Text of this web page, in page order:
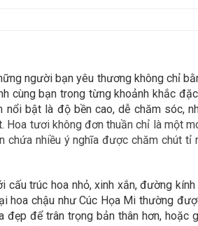
người bạn yêu thương không chỉ
cùng bạn trong từng khoảnh khắc
bật là độ bền cao, dễ chăm sóc,
Hoa tươi không đơn thuần chỉ là một
nhiều ý nghĩa được chăm chút
trúc hoa nhỏ, xinh xắn, đường
chậu như Cúc Họa Mi thường
để trân trọng bản thân hơn,